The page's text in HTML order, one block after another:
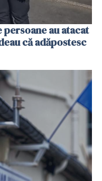
au atacat
că adăpostesc